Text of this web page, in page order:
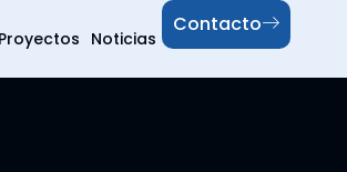
Proyectos Noticias
Contacto